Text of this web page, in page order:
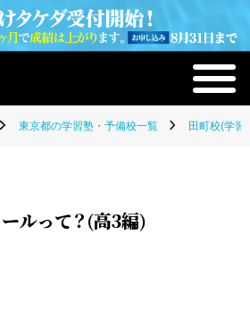
東京都の学習塾・予備校一覧 田町校(学習
ルって？(高3編)